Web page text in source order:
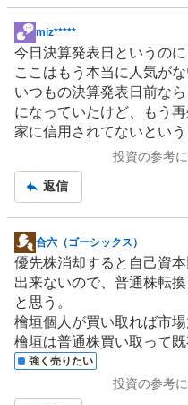
掲
示
板
記
事
miz*****
今日決算発表日というのに
ここはもう本当に人気が
いつもの決算発表日前な
になっていたけど、もう
家に信用されてないという
投資の参考
返信
掲
示
板
記
事
合六（ゴーシックス）
優先株消却すると自己資
出来ないので、普通株転
と思う。
檜垣個人が買い取れば市場
檜垣は普通株買い取って
強く売りたい
投資の参考